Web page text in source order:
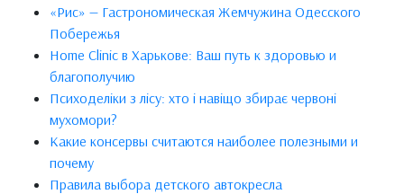
«Рис» — Гастрономическая Жемчужина Одесского
Побережья
Home Clinic в Харькове: Ваш путь к здоровью и
благополучию
Психоделіки з лісу: хто і навіщо збирає червоні
мухомори?
Какие консервы считаются наиболее полезными и
почему
Правила выбора детского автокресла